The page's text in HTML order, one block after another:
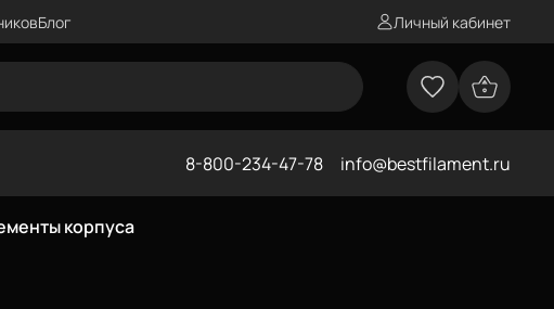
Блог Личный кабинет
8-800-234-47-78 info@bestfilament.ru
корпуса